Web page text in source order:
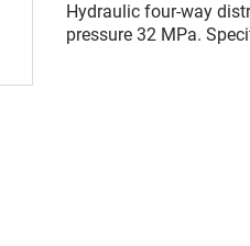
Hydraulic four-way
pressure 32 MPa.